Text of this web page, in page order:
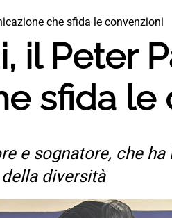
che sfida le convenzioni
il Peter
sfida le
e sognatore, che
della diversità